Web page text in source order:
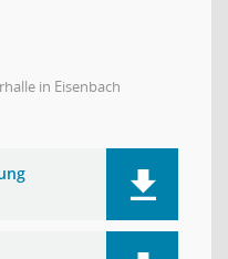
in Eisenbach